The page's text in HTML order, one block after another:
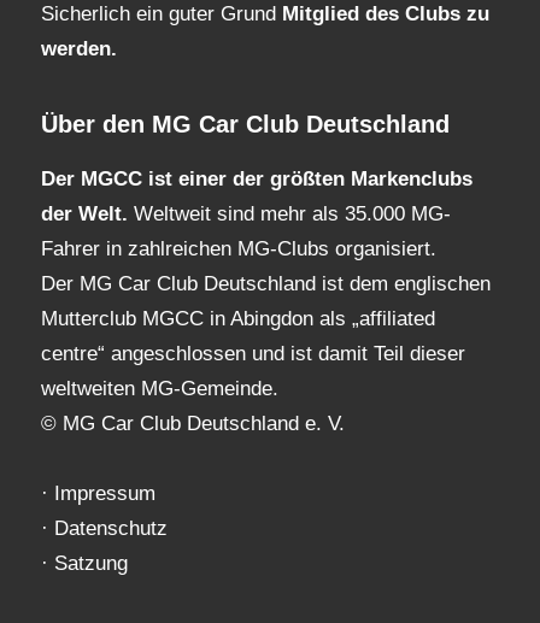
Sicherlich ein guter Grund Mitglied des Clubs zu
werden.
Über den MG Car Club Deutschland
Der MGCC ist einer der größten Markenclubs
der Welt. Weltweit sind mehr als 35.000 MG-
Fahrer in zahlreichen MG-Clubs organisiert.
Der MG Car Club Deutschland ist dem englischen
Mutterclub MGCC in Abingdon als „affiliated
centre“ angeschlossen und ist damit Teil dieser
weltweiten MG-Gemeinde.
© MG Car Club Deutschland e. V.
· Impressum
· Datenschutz
· Satzung